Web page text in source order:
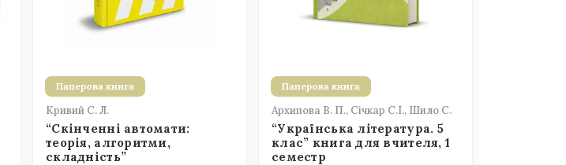
Паперова книга
Кривий С. Л.
“Скінченні автомати:
теорія, алгоритми,
складність”
Паперова книга
Архипова В. П., Січкар С.І., Шило С.
“Українська література. 5
клас” книга для вчителя, 1
семестр